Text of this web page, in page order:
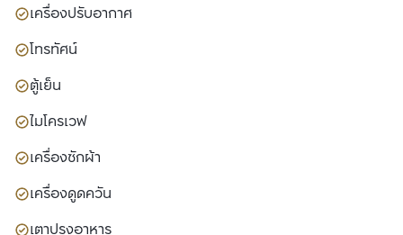
เครื่องปรับอากาศ
โทรทัศน์
ตู้เย็น
ไมโครเวฟ
เครื่องซักผ้า
เครื่องดูดควัน
เตาปรุงอาหาร